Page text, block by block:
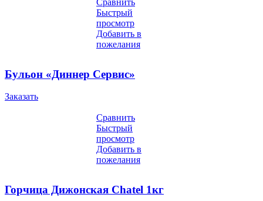
Сравнить
Быстрый
просмотр
Добавить в
пожелания
Бульон «Диннер Сервис»
Заказать
Сравнить
Быстрый
просмотр
Добавить в
пожелания
Горчица Дижонская Chatel 1кг